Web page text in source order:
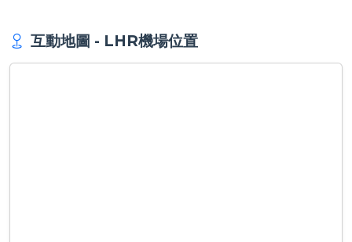
互動地圖 - LHR機場位置